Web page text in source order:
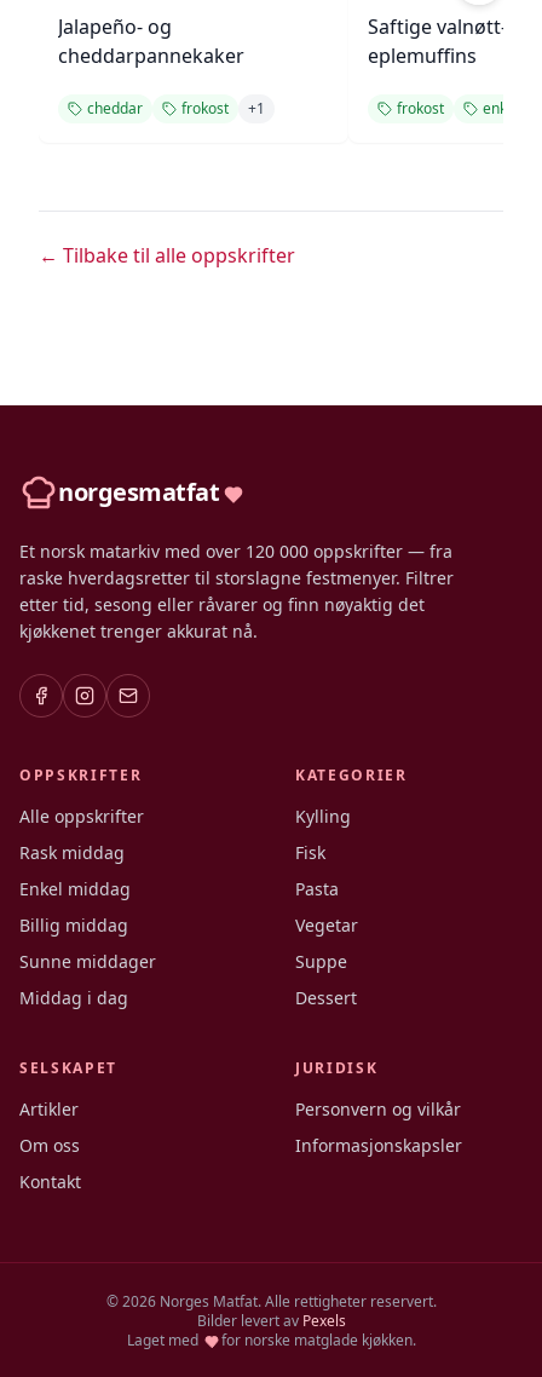
Jalapeño- og
cheddarpannekaker
cheddar frokost +1
Saftige valnøtt- og
eplemuffins
frokost enkel
← Tilbake til alle oppskrifter
norgesmatfat
Et norsk matarkiv med over 120 000 oppskrifter — fra
raske hverdagsretter til storslagne festmenyer. Filtrer
etter tid, sesong eller råvarer og finn nøyaktig det
kjøkkenet trenger akkurat nå.
OPPSKRIFTER
Alle oppskrifter
Rask middag
Enkel middag
Billig middag
Sunne middager
Middag i dag
KATEGORIER
Kylling
Fisk
Pasta
Vegetar
Suppe
Dessert
SELSKAPET
Artikler
Om oss
Kontakt
JURIDISK
Personvern og vilkår
Informasjonskapsler
©2026Norges Matfat. Alle rettigheter reservert.
Bilder levert av Pexels
Laget med
for norske matglade kjøkken.